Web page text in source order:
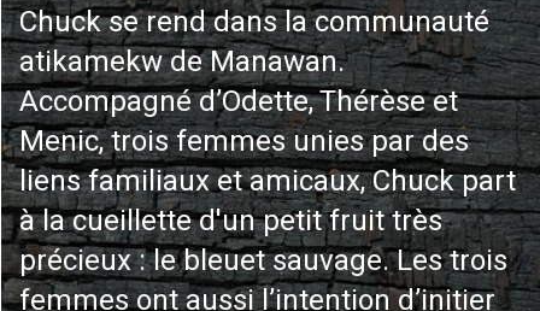
Chuck se rend dans la communauté
atikamekw de Manawan.
Accompagné d’Odette, Thérèse et
Menic, trois femmes unies par des
liens familiaux et amicaux, Chuck part
à la cueillette d'un petit fruit très
précieux : le bleuet sauvage. Les trois
femmes ont aussi l’intention d’initier